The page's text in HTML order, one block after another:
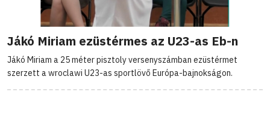
Jákó Miriam ezüstérmes az U23-as Eb-n
Jákó Miriam a 25 méter pisztoly versenyszámban ezüstérmet
szerzett a wroclawi U23-as sportlövő Európa-bajnokságon.